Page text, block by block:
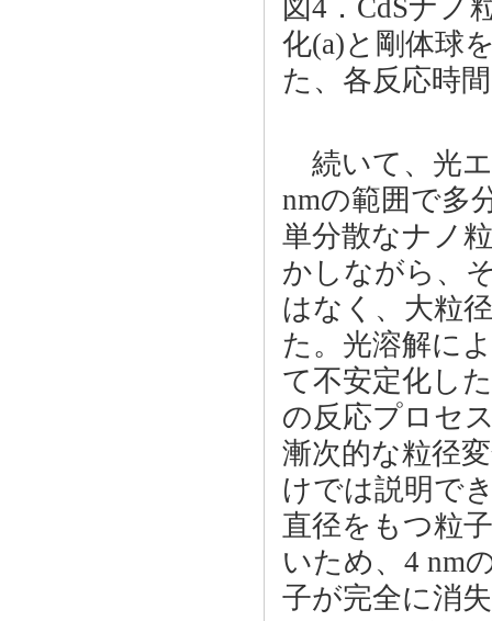
図4．CdSナノ
化(a)と剛体球
た、各反応時
続いて、光
nmの範囲で多
単分散なナノ
かしながら、
はなく、大粒
た。光溶解に
て不安定化し
の反応プロセ
漸次的な粒径
けでは説明で
直径をもつ粒
いため、4 nm
子が完全に消